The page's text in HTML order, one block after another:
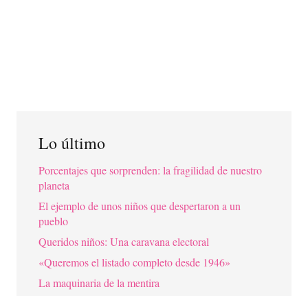
Lo último
Porcentajes que sorprenden: la fragilidad de nuestro
planeta
El ejemplo de unos niños que despertaron a un
pueblo
Queridos niños: Una caravana electoral
«Queremos el listado completo desde 1946»
La maquinaria de la mentira